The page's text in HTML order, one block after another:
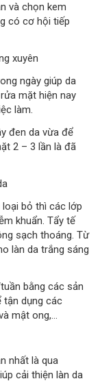
và chọn kem
có cơ hội tiếp
xuyên
ngày giúp da
mặt hiện nay
làm.
đen da vừa để
2 – 3 lần là đã
loại bỏ thì các lớp
khuẩn. Tẩy tế
sạch thoáng. Từ
làn da trắng sáng
bằng các sản
tận dụng các
mật ong,…
nhất là qua
cải thiện làn da